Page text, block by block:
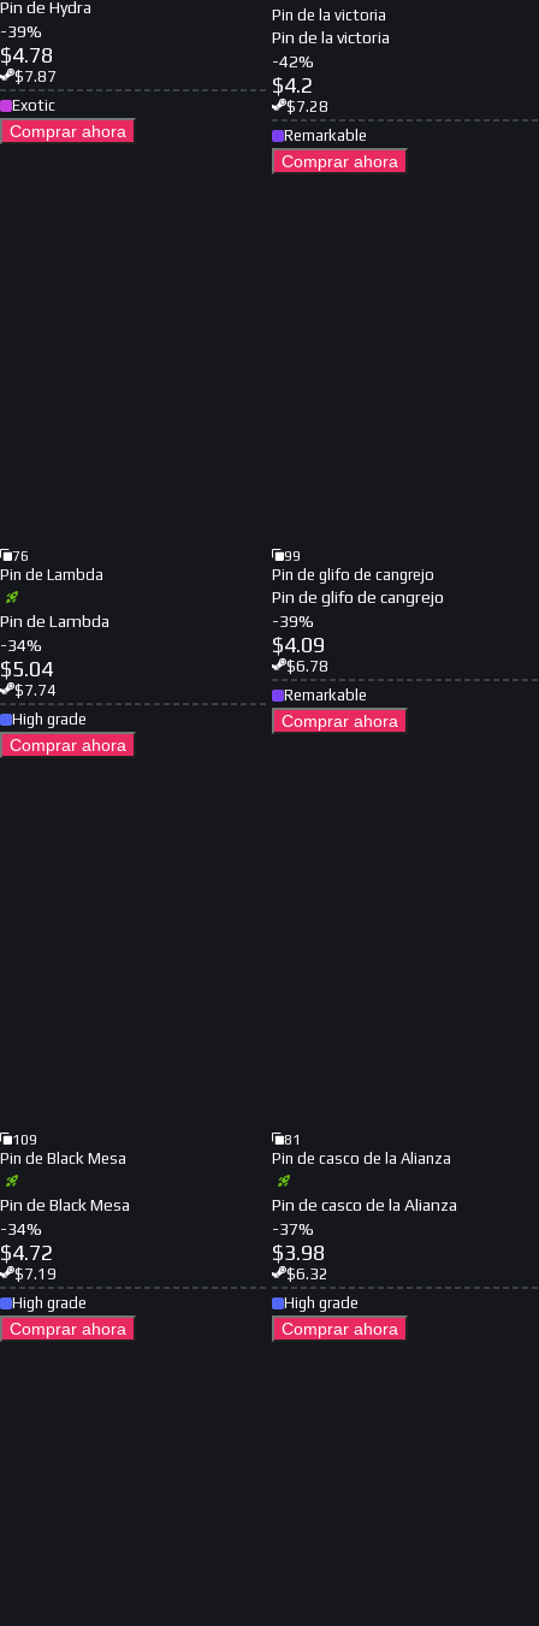
Pin de Hydra
-39%
$4.78
$7.87
Exotic
Comprar ahora
Pin de la victoria
Pin de la victoria
-42%
$4.2
$7.28
Remarkable
Comprar ahora
76
Pin de Lambda
Pin de Lambda
-34%
$5.04
$7.74
High grade
Comprar ahora
99
Pin de glifo de cangrejo
Pin de glifo de cangrejo
-39%
$4.09
$6.78
Remarkable
Comprar ahora
109
Pin de Black Mesa
Pin de Black Mesa
-34%
$4.72
$7.19
High grade
Comprar ahora
81
Pin de casco de la Alianza
Pin de casco de la Alianza
-37%
$3.98
$6.32
High grade
Comprar ahora